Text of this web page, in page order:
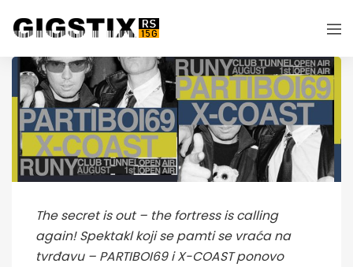
The secret is out – the fortress is calling
again! Spektakl koji se pamti se vraća na
tvrđavu – PARTIBOI69 i X-COAST ponovo